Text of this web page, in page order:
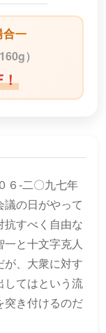
合
）
６-二〇九七年
の日がやって
抗すべく自由な
と十文字克人
、大衆に対す
してはという流
突き付けるのだ